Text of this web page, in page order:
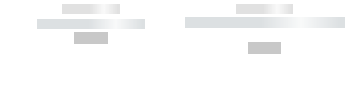
------------
----------- -----------
------------
----------- ----------- ----------